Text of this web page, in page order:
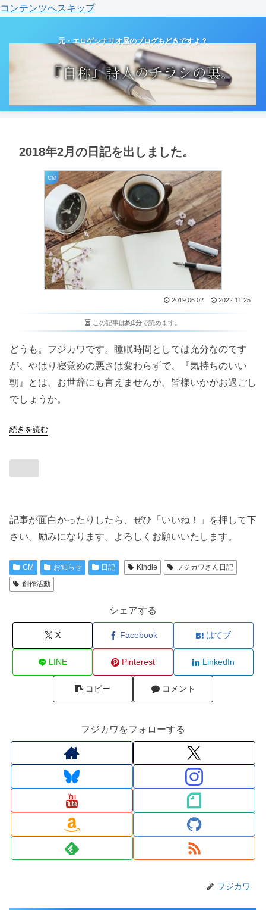
コンテンツへスキップ
元・エロゲシナリオ屋のブログもどきですよ？
2018年2月の日記を出しました。
CM
2019.06.02 2022.11.25
この記事は約1分で読めます。
どうも。フジカワです。睡眠時間としては充分なのです
が、やはり寝覚めの悪さは変わらずで、『気持ちのいい
朝』とは、お世辞にも言えませんが、皆様いかがお過ごし
でしょうか。
続きを読む
記事が面白かったりしたら、ぜひ「いいね！」を押して下
さい。励みになります。よろしくお願いいたします。
CM お知らせ 日記 Kindle
フジカワさん日記
創作活動
シェアする
X Facebook はてブ
LINE Pinterest LinkedIn
コピー コメント
フジカワをフォローする
フジカワ